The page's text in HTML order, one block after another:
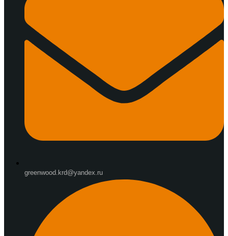
greenwood.krd@yandex.ru